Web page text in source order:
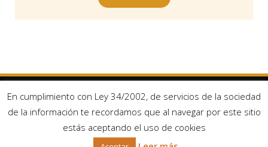
FacebookTwitter
Aviso Legal y Condiciones de uso Contacto
Política de privacidad
Política de cookies
Condiciones generales de contratación
En cumplimiento con Ley 34/2002, de servicios de la sociedad
de la información te recordamos que al navegar por este sitio
estás aceptando el uso de cookies